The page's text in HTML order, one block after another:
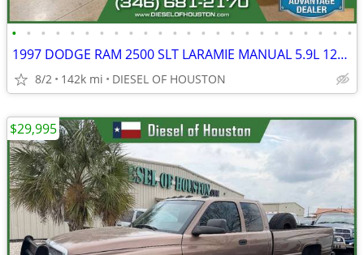
• • • • • • • • • • • • • • • • • • • • • • • •
1997 DODGE RAM 2500 SLT LARAMIE MANUAL 5.9L 12V CUMMINS DIESEL
8/2 142k mi DIESEL OF HOUSTON
$29,995